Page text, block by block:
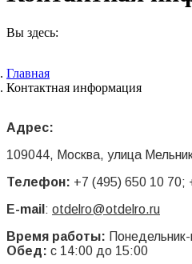
Вы здесь:
Главная
Контактная информация
Адрес:
109044, Москва, улица
Телефон: +7 (495) 650 10 70;
E-mail : otdelro@otdelro.ru
Время работы:
Обед: с 14:00 до 15:00